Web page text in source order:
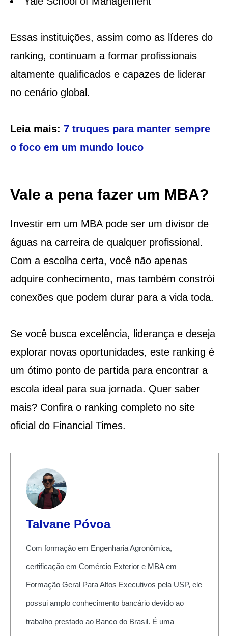
Essas instituições, assim como as líderes do
ranking, continuam a formar profissionais
altamente qualificados e capazes de liderar
no cenário global.
Leia mais: 7 truques para manter sempre
o foco em um mundo louco
Vale a pena fazer um MBA?
Investir em um MBA pode ser um divisor de
águas na carreira de qualquer profissional.
Com a escolha certa, você não apenas
adquire conhecimento, mas também constrói
conexões que podem durar para a vida toda.
Se você busca excelência, liderança e deseja
explorar novas oportunidades, este ranking é
um ótimo ponto de partida para encontrar a
escola ideal para sua jornada. Quer saber
mais? Confira o ranking completo no site
oficial do Financial Times.
Talvane Póvoa
Com formação em Engenharia Agronômica,
certificação em Comércio Exterior e MBA em
Formação Geral Para Altos Executivos pela USP, ele
possui amplo conhecimento bancário devido ao
trabalho prestado ao Banco do Brasil. É uma